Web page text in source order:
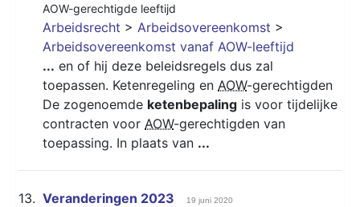
AOW-gerechtigde leeftijd
Arbeidsrecht > Arbeidsovereenkomst >
Arbeidsovereenkomst vanaf AOW-leeftijd
... en of hij deze beleidsregels dus zal
toepassen. Ketenregeling en AOW-gerechtigden
De zogenoemde ketenbepaling is voor tijdelijke
contracten voor AOW-gerechtigden van
toepassing. In plaats van ...
13. Veranderingen 2023 19 juni 2020